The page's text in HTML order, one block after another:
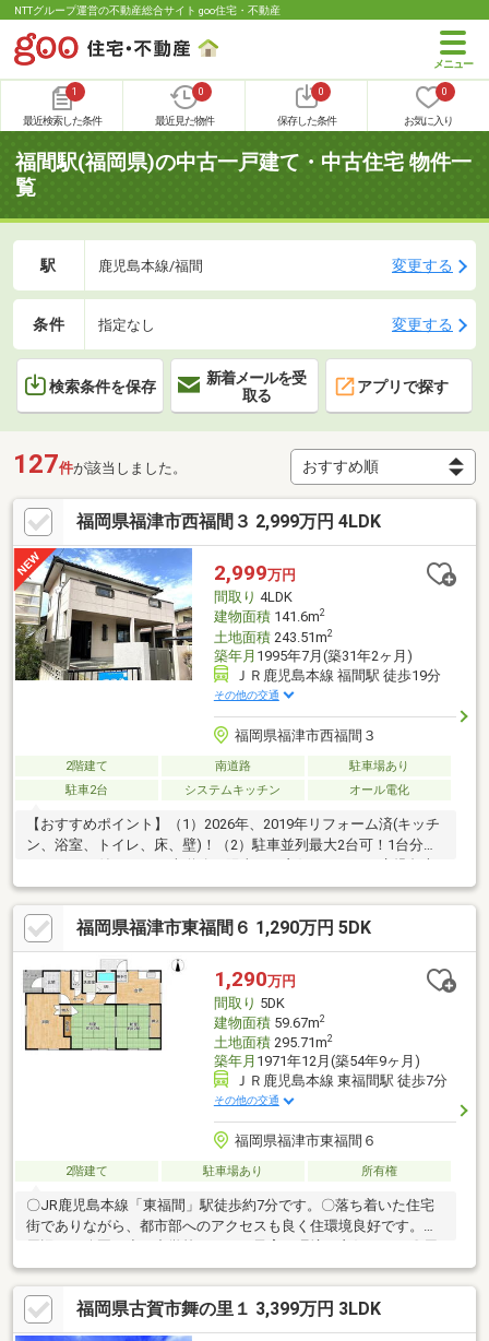
NTTグループ運営の不動産総合サイト goo住宅・不動産
1
最近検索した条件
0
最近見た物件
0
保存した条件
0
お気に入り
福間駅(福岡県)の中古一戸建て・中古住宅 物件一
覧
駅 鹿児島本線/福間 変更する
条件 指定なし 変更する
検索条件を保存
新着メールを受
取る
アプリで探す
127件が該当しました。
福岡県福津市西福間３ 2,999万円 4LDK
2,999万円
間取り 4LDK
建物面積141.6m2
土地面積243.51m2
築年月 1995年7月(築31年2ヶ月)
ＪＲ鹿児島本線 福間駅 徒歩19分
その他の交通
福岡県福津市西福間３
2階建て 南道路
駐車場あり
駐車2台
システムキッチン オール電化
【おすすめポイント】（1）2026年、2019年リフォーム済(キッチ
ン、浴室、トイレ、床、壁)！（2）駐車並列最大2台可！1台分の
線「福間」駅徒歩19分！バス停徒歩4分！（5）小学校徒歩7分・
中学校徒歩15分で子育て安心！（6）落ち着いた暮らしが叶う閑
静な住宅街♪（7）「フレスポ花見が丘（ルミエール）」約1ｋｍ
で買い物便利！（8）141.6ｍ2の広々4LDK！全居室6帖以上で各部
屋広々！（9）1階のシャッター雨戸全て電動式！
福岡県福津市東福間６ 1,290万円 5DK
1,290万円
間取り 5DK
建物面積59.67m2
土地面積295.71m2
築年月 1971年12月(築54年9ヶ月)
ＪＲ鹿児島本線 東福間駅 徒歩7分
その他の交通
福岡県福津市東福間６
2階建て 駐車場あり 所有権
〇JR鹿児島本線「東福間」駅徒歩約7分です。〇落ち着いた住宅
街でありながら、都市部へのアクセスも良く住環境良好です。〇
辺には日照を遮る高層建築物がなく、陽当たり、通風ともに良好
です。〇周辺交通量が落ち着いているため、お子様が安心して過
ごせます。〇各居室に収納スペースがあるため、お部屋をすっき
りと使えます。〇再建築可能です！注文住宅用地としてもご検討
福岡県古賀市舞の里１ 3,399万円 3LDK